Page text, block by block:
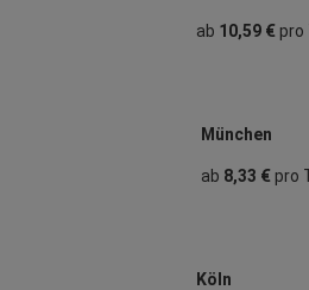
ab 10,59 €pro
München
ab 8,33 €pro
Köln